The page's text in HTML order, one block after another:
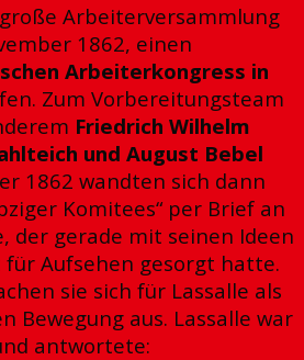
Arbeiterversammlung
1862, einen
Arbeiterkongress in
Zum Vorbereitungsteam
Friedrich Wilhelm
und August Bebel
1862 wandten sich dann
Komitees“ per Brief an
der gerade mit seinen Ideen
Aufsehen gesorgt hatte.
sie sich für Lassalle als
Bewegung aus. Lassalle war
antwortete: